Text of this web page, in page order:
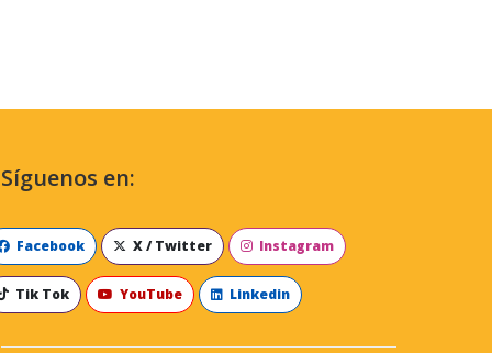
Síguenos en:
Facebook X / Twitter Instagram
Tik Tok YouTube Linkedin